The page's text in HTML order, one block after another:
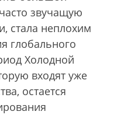
звучащую
стала неплохим
глобального
Холодной
входят уже
остается